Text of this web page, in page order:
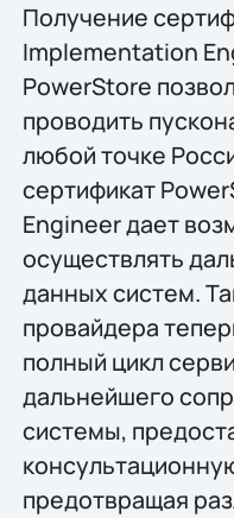
Получение
Implementation
PowerStore
проводить
любой точке
сертификат
Engineer дает
осуществлять
данных систем.
провайдера
полный цикл
дальнейшего
системы,
предотвращая